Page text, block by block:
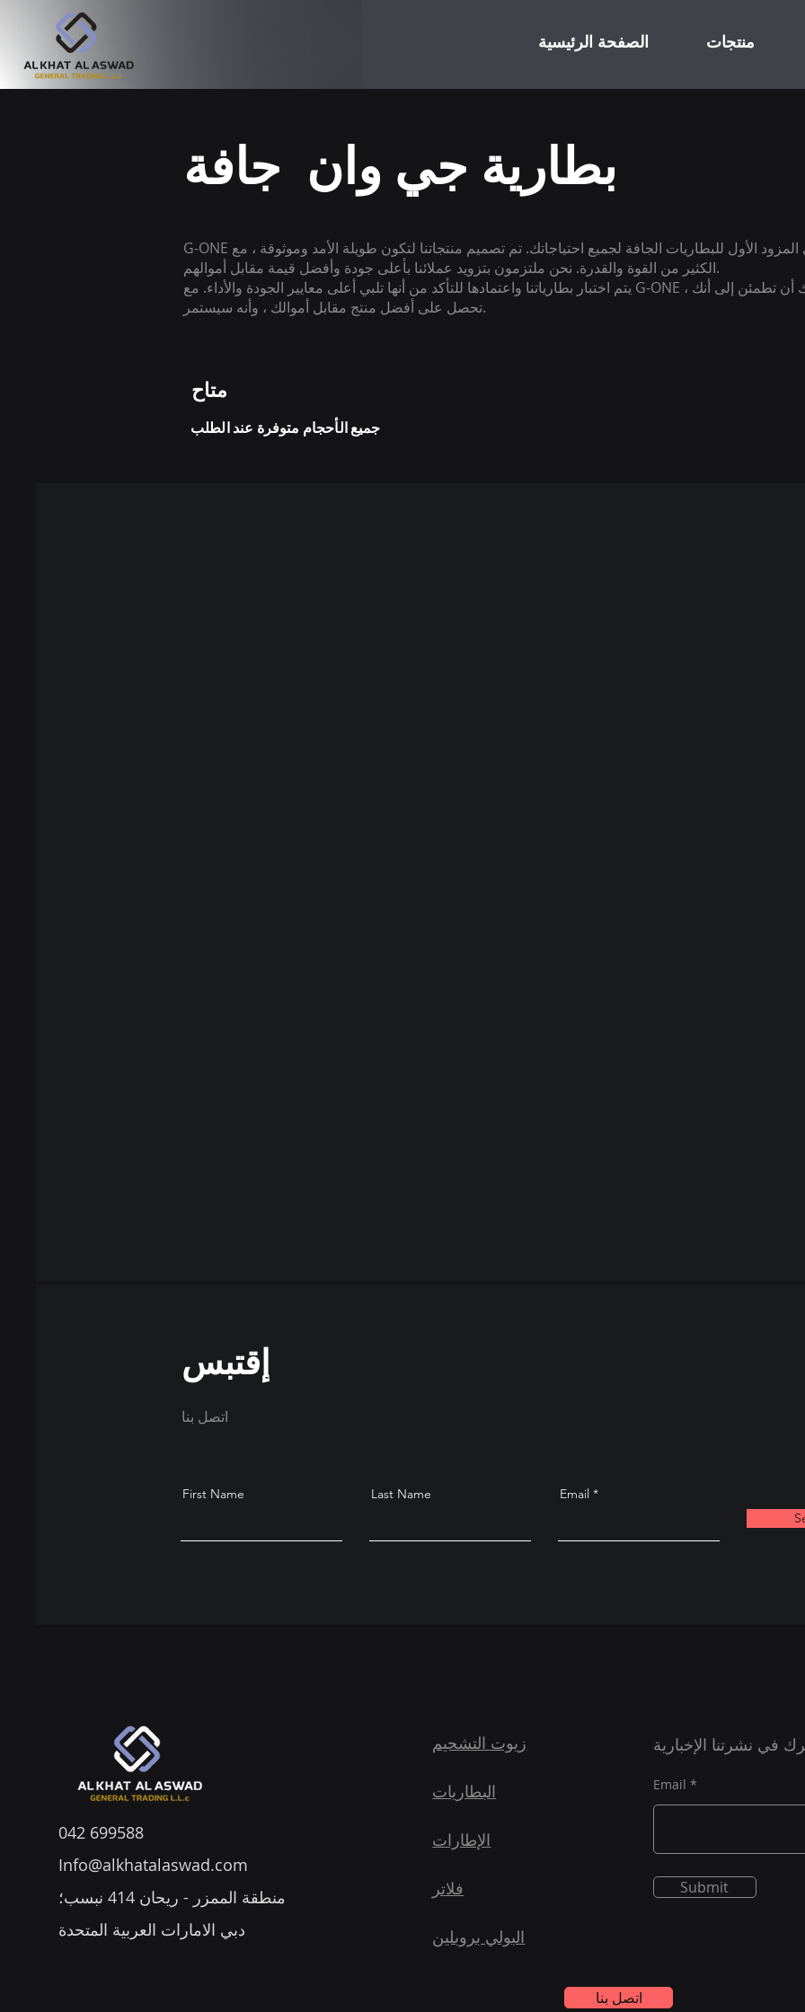
الصفحة الرئيسية منتجات
G-ONE هي المزود الأول للبطاريات الجافة لجميع احتياجاتك. تم تصميم منتجاتنا لتكون طويلة الأمد وموثوقة ، مع
الكثير من القوة والقدرة. نحن ملتزمون بتزويد عملائنا بأعلى جودة وأفضل قيمة مقابل أموالهم.
يتم اختبار بطارياتنا واعتمادها للتأكد من أنها تلبي أعلى معايير الجودة والأداء. مع G-ONE ، يمكنك أن تطمئن إلى أنك
تحصل على أفضل منتج مقابل أموالك ، وأنه سيستمر.
متاح
جميع الأحجام متوفرة عند الطلب
إقتبس
First Name Last Name
Email
042 699588
Info@alkhatalaswad.com
منطقة الممزر - ريحان 414 نبسب؛
دبي الامارات العربية المتحدة
زيوت التشحيم
البطاريات
الإطارات
فلاتر
البولي بروبلين
اتصل بنا
في نشرتنا الإخبارية
Email
Submit